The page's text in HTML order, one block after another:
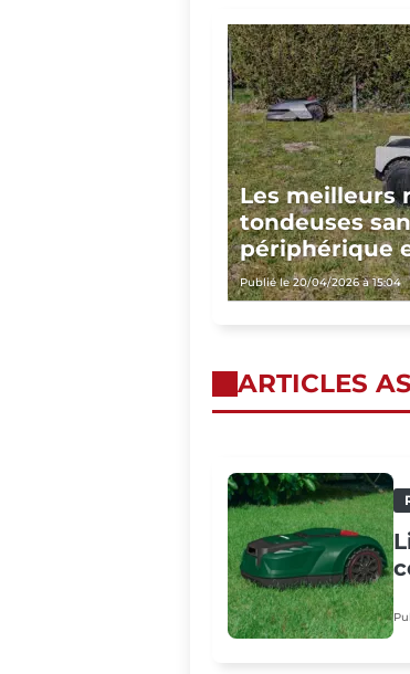
Les meilleurs
tondeuses
périphérique
Publié le 20/04/2026 à 15:04
ARTICLES